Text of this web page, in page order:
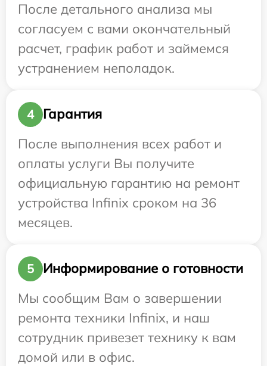
После детального анализа мы
согласуем с вами окончательный
расчет, график работ и займемся
устранением неполадок.
4
Гарантия
После выполнения всех работ и
оплаты услуги Вы получите
официальную гарантию на ремонт
устройства Infinix сроком на 36
месяцев.
5
Информирование о готовности
Мы сообщим Вам о завершении
ремонта техники Infinix, и наш
сотрудник привезет технику к вам
домой или в офис.